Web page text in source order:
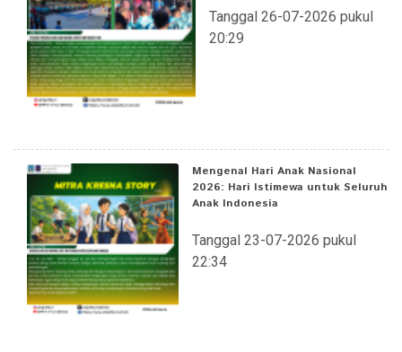
Tanggal 26-07-2026 pukul
20:29
Mengenal Hari Anak Nasional
2026: Hari Istimewa untuk Seluruh
Anak Indonesia
Tanggal 23-07-2026 pukul
22:34